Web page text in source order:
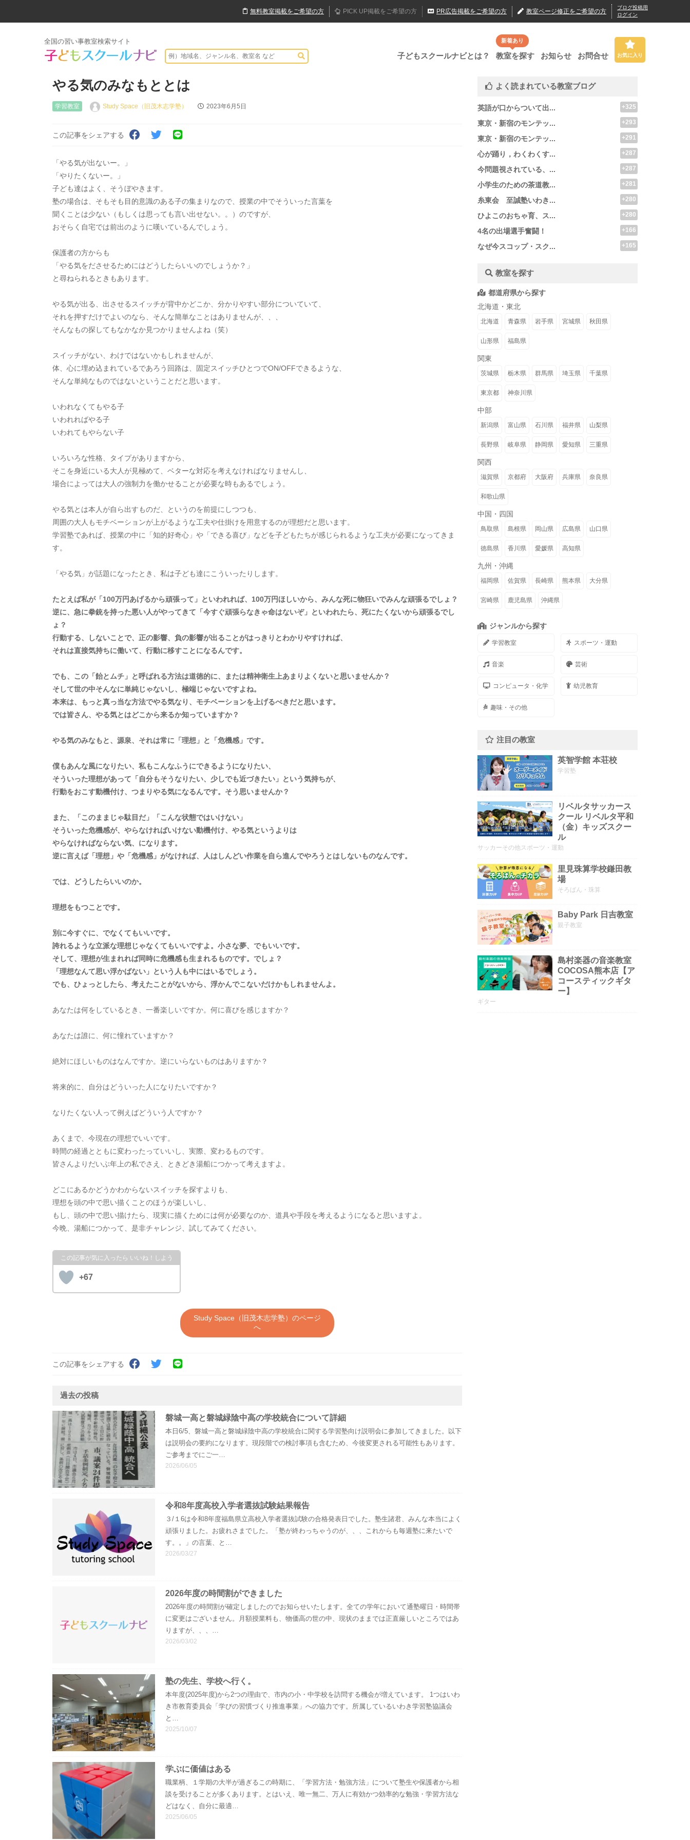
無料教室掲載をご希望の方 PICK UP掲載をご希望の方 PR広告掲載をご希望の方 教室ページ修正をご希望の方
ブログ投稿用
ログイン
全国の習い事教室検索サイト
子どもスクールナビとは？
新着あり
教室を探す お知らせ お問合せ お気に入り
やる気のみなもととは
学習教室 Study Space（旧茂木志学塾） 2023年6月5日
この記事をシェアする
「やる気が出ないー。」
「やりたくないー。」
子ども達はよく、そうぼやきます。
塾の場合は、そもそも目的意識のある子の集まりなので、授業の中でそういった言葉を
聞くことは少ない（もしくは思っても言い出せない。。）のですが、
おそらく自宅では前出のように嘆いているんでしょう。
保護者の方からも
「やる気をださせるためにはどうしたらいいのでしょうか？」
と尋ねられるときもあります。
やる気が出る、出させるスイッチが背中かどこか、分かりやすい部分についていて、
それを押すだけでよいのなら、そんな簡単なことはありませんが、、、
そんなもの探してもなかなか見つかりませんよね（笑）
スイッチがない、わけではないかもしれませんが、
体、心に埋め込まれているであろう回路は、固定スイッチひとつでON/OFFできるような、
そんな単純なものではないということだと思います。
いわれなくてもやる子
いわれればやる子
いわれてもやらない子
いろいろな性格、タイプがありますから、
そこを身近にいる大人が見極めて、ベターな対応を考えなければなりませんし、
場合によっては大人の強制力を働かせることが必要な時もあるでしょう。
やる気とは本人が自ら出すものだ、というのを前提にしつつも、
周囲の大人もモチベーションが上がるような工夫や仕掛けを用意するのが理想だと思います。
学習塾であれば、授業の中に「知的好奇心」や「できる喜び」などを子どもたちが感じられるような工夫が必要になってきま
す。
「やる気」が話題になったとき、私は子ども達にこういったりします。
たとえば私が「100万円あげるから頑張って」といわれれば、100万円ほしいから、みんな死に物狂いでみんな頑張るでしょ？
逆に、急に拳銃を持った悪い人がやってきて「今すぐ頑張らなきゃ命はないぞ」といわれたら、死にたくないから頑張るでし
ょ？
行動する、しないことで、正の影響、負の影響が出ることがはっきりとわかりやすければ、
それは直接気持ちに働いて、行動に移すことになるんです。
でも、この「飴とムチ」と呼ばれる方法は道徳的に、または精神衛生上あまりよくないと思いませんか？
そして世の中そんなに単純じゃないし、極端じゃないですよね。
本来は、もっと真っ当な方法でやる気なり、モチベーションを上げるべきだと思います。
では皆さん、やる気とはどこから来るか知っていますか？
やる気のみなもと、源泉、それは常に「理想」と「危機感」です。
僕もあんな風になりたい、私もこんなふうにできるようになりたい、
そういった理想があって「自分もそうなりたい、少しでも近づきたい」という気持ちが、
行動をおこす動機付け、つまりやる気になるんです。そう思いませんか？
また、「このままじゃ駄目だ」「こんな状態ではいけない」
そういった危機感が、 やらなければいけない動機付け、やる気というよりは
やらなければならない気、になります。
逆に言えば「理想」や「危機感」がなければ、人はしんどい作業を自ら進んでやろうとはしないものなんです。
では、どうしたらいいのか。
理想をもつことです。
別に今すぐに、でなくてもいいです。
誇れるような立派な理想じゃなくてもいいですよ。小さな夢、でもいいです。
そして、理想が生まれれば同時に危機感も生まれるものです。でしょ？
「理想なんて思い浮かばない」という人も中にはいるでしょう。
でも、ひょっとしたら、考えたことがないから、浮かんでこないだけかもしれませんよ。
あなたは何をしているとき、一番楽しいですか。何に喜びを感じますか？
あなたは誰に、何に憧れていますか？
絶対にほしいものはなんですか。逆にいらないものはありますか？
将来的に、自分はどういった人になりたいですか？
なりたくない人って例えばどういう人ですか？
あくまで、今現在の理想でいいです。
時間の経過とともに変わったっていいし、実際、変わるものです。
皆さんよりだいぶ年上の私でさえ、ときどき湯船につかって考えますよ。
どこにあるかどうかわからないスイッチを探すよりも、
理想を頭の中で思い描くことのほうが楽しいし、
もし、頭の中で思い描けたら、現実に描くためには何が必要なのか、道具や手段を考えるようになると思いますよ。
今晩、湯船につかって、是非チャレンジ、試してみてください。
+67
Study Space（旧茂木志学塾）のページ
へ
この記事をシェアする
過去の投稿
磐城一高と磐城緑陰中高の学校統合について詳細
本日6/5、磐城一高と磐城緑陰中高の学校統合に関する学習塾向け説明会に参加してきました。以下
は説明会の要約になります。現段階での検討事項も含むため、今後変更される可能性もあります。
ご参考までにご一…
2026/06/05
令和8年度高校入学者選抜試験結果報告
３/１6は令和8年度福島県立高校入学者選抜試験の合格発表日でした。塾生諸君、みんな本当によく
頑張りました。お疲れさまでした。「塾が終わっちゃうのが、、、これからも毎週塾に来たいで
す。。」の言葉、と…
2026/03/27
2026年度の時間割ができました
2026年度の時間割が確定しましたのでお知らせいたします。全ての学年において通塾曜日・時間帯
に変更はございません。月額授業料も、物価高の世の中、現状のままでは正直厳しいところではあ
りますが、、、…
2026/03/02
塾の先生、学校へ行く。
本年度(2025年度)から2つの理由で、市内の小・中学校を訪問する機会が増えています。 1つはいわ
き市教育委員会「学びの習慣づくり推進事業」への協力です。所属しているいわき学習塾協議会
と…
2025/10/07
学ぶに価値はある
職業柄、１学期の大半が過ぎるこの時期に、「学習方法・勉強方法」について塾生や保護者から相
談を受けることが多くあります。とはいえ、唯一無二、万人に有効かつ効率的な勉強・学習方法な
どはなく、自分に最適…
2025/06/05
よく読まれている教室ブログ
英語が口からついて出... +325
東京・新宿のモンテッ... +293
東京・新宿のモンテッ... +291
心が踊り，わくわくす... +287
今問題視されている、... +287
小学生のための茶道教... +281
糸東会 至誠塾いわき... +280
ひよこのおちゃ育、ス... +280
4名の出場選手奮闘！ +166
なぜ今スコップ・スク... +165
教室を探す
都道府県から探す
北海道・東北
北海道 青森県 岩手県 宮城県 秋田県
山形県 福島県
関東
茨城県 栃木県 群馬県 埼玉県 千葉県
東京都 神奈川県
中部
新潟県 富山県 石川県 福井県 山梨県
長野県 岐阜県 静岡県 愛知県 三重県
関西
滋賀県 京都府 大阪府 兵庫県 奈良県
和歌山県
中国・四国
鳥取県 島根県 岡山県 広島県 山口県
徳島県 香川県 愛媛県 高知県
九州・沖縄
福岡県 佐賀県 長崎県 熊本県 大分県
宮崎県 鹿児島県 沖縄県
ジャンルから探す
学習教室 スポーツ・運動
音楽 芸術
コンピュータ・化学 幼児教育
趣味・その他
注目の教室
英智学館 本荘校
学習塾
リベルタサッカース
クール リベルタ平和
（金）キッズスクー
ル
サッカーその他スポーツ・運動
里見珠算学校鎌田教
場
そろばん・珠算
Baby Park 日吉教室
親子教室
島村楽器の音楽教室
COCOSA熊本店【ア
コースティックギタ
ー】
ギター